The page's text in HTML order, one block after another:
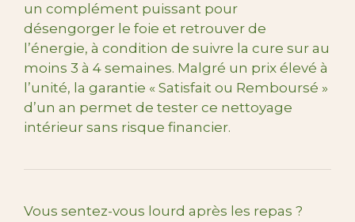
un complément puissant pour
désengorger le foie et retrouver de
l’énergie, à condition de suivre la cure sur au
moins 3 à 4 semaines. Malgré un prix élevé à
l’unité, la garantie « Satisfait ou Remboursé »
d’un an permet de tester ce nettoyage
intérieur sans risque financier.
Vous sentez-vous lourd après les repas ?